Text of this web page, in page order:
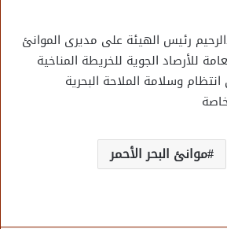
رئيس الهيئة على مديرى الموانئ
للأرصاد الجوية للخريطة المناخية
وسلامة الملاحة البحرية
موانئ البحر الأحمر